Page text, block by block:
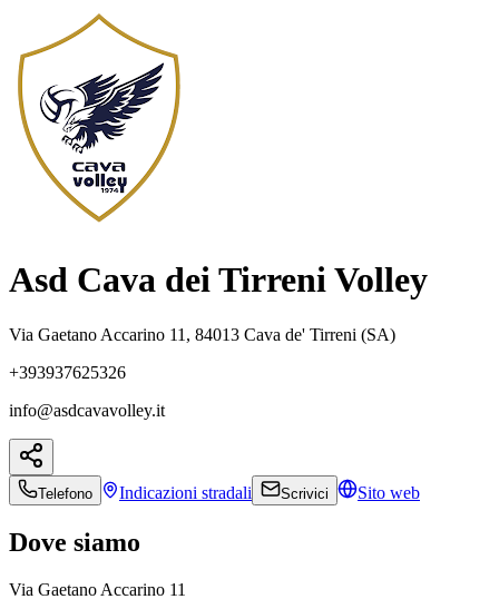
Asd Cava dei Tirreni Volley
Via Gaetano Accarino 11, 84013 Cava de' Tirreni (SA)
+393937625326
info@asdcavavolley.it
Telefono Indicazioni stradali Scrivici Sito web
Dove siamo
Via Gaetano Accarino 11